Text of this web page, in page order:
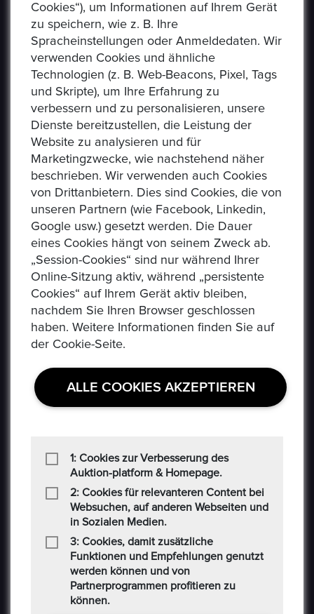
USEFUL LINKS
Datenschutzerklaerung
Häufig Gestellte Fragen
Verkäufer Richtlinien
Impressum
Kommissionsgebühren
Allgemeine Bestimmungen
Social-Media AGB
Cookie
CONTACT US
Auf der Hatterwiese 8, 63322 Rödermark
+49 6074 486 6351
+49 6074 486 6352
epoxa@epoxa.de
https://www.epoxa.de
Cookies“), um Informationen auf Ihrem Gerät
zu speichern, wie z. B. Ihre
Spracheinstellungen oder Anmeldedaten. Wir
verwenden Cookies und ähnliche
Technologien (z. B. Web-Beacons, Pixel, Tags
und Skripte), um Ihre Erfahrung zu
verbessern und zu personalisieren, unsere
Dienste bereitzustellen, die Leistung der
Website zu analysieren und für
Marketingzwecke, wie nachstehend näher
beschrieben. Wir verwenden auch Cookies
von Drittanbietern. Dies sind Cookies, die von
unseren Partnern (wie Facebook, Linkedin,
Google usw.) gesetzt werden. Die Dauer
eines Cookies hängt von seinem Zweck ab.
„Session-Cookies“ sind nur während Ihrer
Online-Sitzung aktiv, während „persistente
Cookies“ auf Ihrem Gerät aktiv bleiben,
nachdem Sie Ihren Browser geschlossen
haben. Weitere Informationen finden Sie auf
der Cookie-Seite.
ALLE COOKIES AKZEPTIEREN
1: Cookies zur Verbesserung des
Auktion-platform & Homepage.
2: Cookies für relevanteren Content bei
Websuchen, auf anderen Webseiten und
in Sozialen Medien.
3: Cookies, damit zusätzliche
Funktionen und Empfehlungen genutzt
werden können und von
Partnerprogrammen profitieren zu
können.